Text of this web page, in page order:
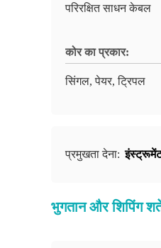
परिरक्षित साधन केबल
कोर का प्रकार:
सिंगल, पेयर, ट्रिपल
प्रमुखता देना:
भुगतान और शिपिंग